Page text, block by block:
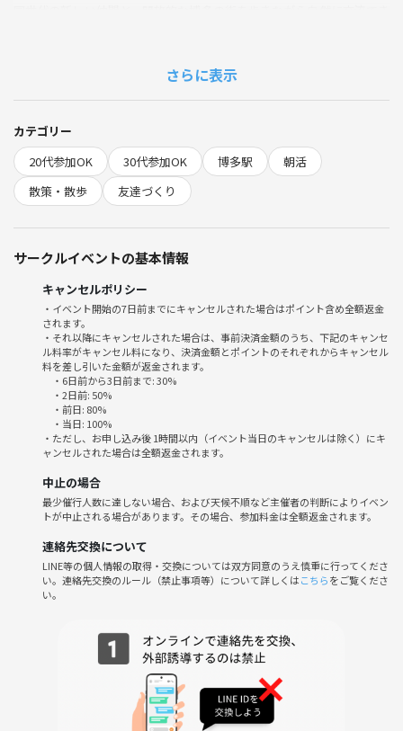
・20〜30代、社会人中心の同世代が集まりやすい！
・初参加＆お一人様率80％以上！仲間作りがしやすく安心
・女性主催でアットホームな運営
・博多駅周辺の定番スポット巡りで“写真映え”もバッチリ📸
・雨天時はカフェ朝活☕️交流に切替！柔軟に運営しています😊
---
◆当日の流れ
・9:55 博多駅集合／受付
・10:00 軽い自己紹介＆散歩スタート
・10:15 祇園方面へ
・11:00 博多駅で解散
（状況によりコース変更あり、雨天時はカフェへ直行）
🌱サークルの雰囲気
・リラックスしやすい雰囲気と穏やかな交流が特徴です。
・「友達が欲しい」「気分転換したい」という気持ちで参加される方が
多いです！
・初対面でも会話が自然と続くようサポートします！
・毎回多くの新規さん＆一人参加が多いので、孤立しない雰囲気作りを
大事にしています。
多の魅力再発見」などメリットたくさん💕
さらに表示
カテゴリー
20代参加OK
30代参加OK 博多駅
朝活
散策・散歩
友達づくり
サークルイベントの基本情報
キャンセルポリシー
・イベント開始の7日前までにキャンセルされた場合はポイント含め全額返金
されます。
・それ以降にキャンセルされた場合は、事前決済金額のうち、下記のキャンセ
ル料率がキャンセル料になり、決済金額とポイントのそれぞれからキャンセル
料を差し引いた金額が返金されます。
・6日前から3日前まで: 30%
・2日前: 50%
・前日: 80%
・当日: 100%
・ただし、お申し込み後 1時間以内（イベント当日のキャンセルは除く）にキ
ャンセルされた場合は全額返金されます。
中止の場合
最少催行人数に達しない場合、および天候不順など主催者の判断によりイベン
トが中止される場合があります。その場合、参加料金は全額返金されます。
連絡先交換について
LINE等の個人情報の取得・交換については双方同意のうえ慎重に行ってくださ
い。連絡先交換のルール（禁止事項等）について詳しくはこちらをご覧くださ
い。